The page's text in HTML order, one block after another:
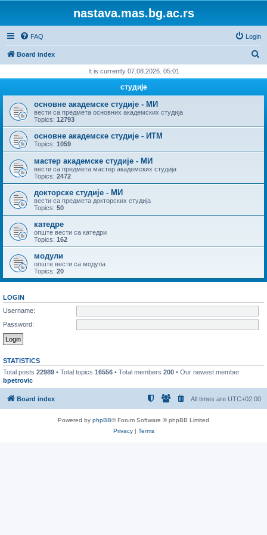
nastava.mas.bg.ac.rs
FAQ Login
Board index
r
h
It is currently 07.08.2026. 05:01
студије
основне академске студије - МИ
вести са предмета основних академских студија
Topics: 12793
основне академске студије - ИТМ
Topics: 1059
мастер академске студије - МИ
вести са предмета мастер академских студија
Topics: 2472
докторске студије - МИ
вести са предмета докторских студија
Topics: 50
катедре
опште вести са катедри
Topics: 162
модули
опште вести са модула
Topics: 20
LOGIN
Username:
Password:
STATISTICS
Total posts 22989 • Total topics 16556 • Total members 200 • Our newest member
bpetrovic
Board index All times are UTC+02:00
Powered by phpBB® Forum Software © phpBB Limited
Privacy| Terms